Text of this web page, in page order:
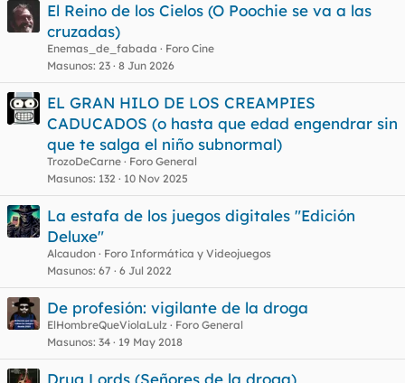
El Reino de los Cielos (O Poochie se va a las
cruzadas)
Enemas_de_fabada
Foro Cine
Masunos 23 8 Jun 2026
EL GRAN HILO DE LOS CREAMPIES
CADUCADOS (o hasta que edad engendrar sin
que te salga el niño subnormal)
TrozoDeCarne
Foro General
Masunos 132 10 Nov 2025
La estafa de los juegos digitales "Edición
Deluxe"
Alcaudon
Foro Informática y Videojuegos
Masunos 67 6 Jul 2022
De profesión: vigilante de la droga
ElHombreQueViolaLulz
Foro General
Masunos 34 19 May 2018
Drug Lords (Señores de la droga)